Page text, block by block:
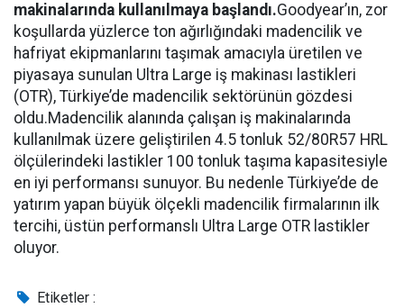
makinalarında kullanılmaya başlandı.Goodyear’ın, zor
koşullarda yüzlerce ton ağırlığındaki madencilik ve
hafriyat ekipmanlarını taşımak amacıyla üretilen ve
piyasaya sunulan Ultra Large iş makinası lastikleri
(OTR), Türkiye’de madencilik sektörünün gözdesi
oldu.Madencilik alanında çalışan iş makinalarında
kullanılmak üzere geliştirilen 4.5 tonluk 52/80R57 HRL
ölçülerindeki lastikler 100 tonluk taşıma kapasitesiyle
en iyi performansı sunuyor. Bu nedenle Türkiye’de de
yatırım yapan büyük ölçekli madencilik firmalarının ilk
tercihi, üstün performanslı Ultra Large OTR lastikler
oluyor.
Etiketler :